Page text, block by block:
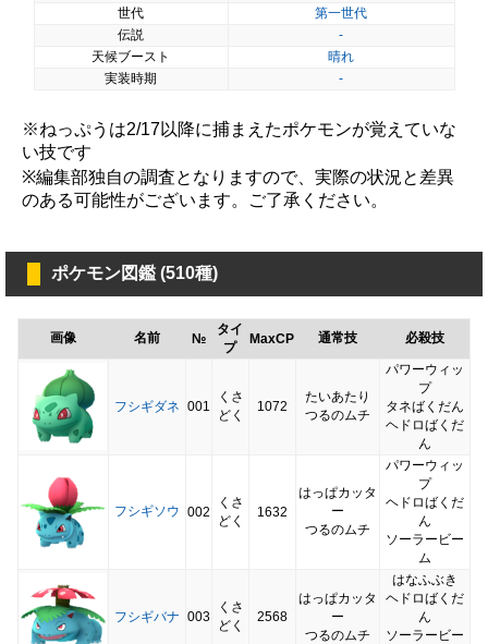
世代
第一世代
伝説
-
天候ブースト
晴れ
実装時期
-
※ねっぷうは2/17以降に捕まえたポケモンが覚えていな
い技です
※編集部独自の調査となりますので、実際の状況と差異
のある可能性がございます。ご了承ください。
ポケモン図鑑 (510種)
画像 名前 №
タイ
プ
MaxCP 通常技 必殺技
フシギダネ 001
くさ
どく
1072
たいあたり
つるのムチ
パワーウィッ
プ
タネばくだん
ヘドロばくだ
ん
フシギソウ 002
くさ
どく
1632
はっぱカッタ
ー
つるのムチ
パワーウィッ
プ
ヘドロばくだ
ん
ソーラービー
ム
フシギバナ 003
くさ
どく
2568
はっぱカッタ
ー
つるのムチ
はなふぶき
ヘドロばくだ
ん
ソーラービー